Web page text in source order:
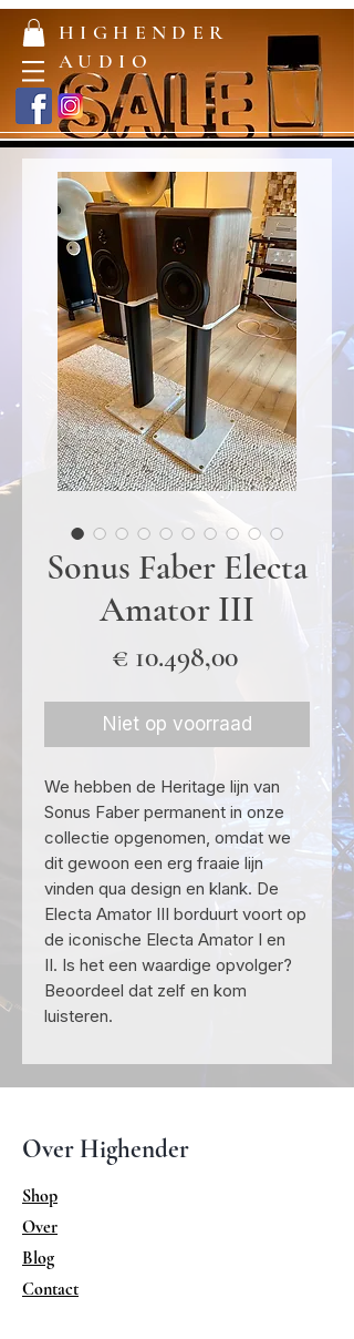
HIGHENDER
AUDIO
Sonus Faber Electa
Amator III
€ 10.498,00Prijs
Niet op voorraad
We hebben de Heritage lijn van
Sonus Faber permanent in onze
collectie opgenomen, omdat we
dit gewoon een erg fraaie lijn
vinden qua design en klank. De
Electa Amator III borduurt voort op
de iconische Electa Amator I en
II. Is het een waardige opvolger?
Beoordeel dat zelf en kom
luisteren.
Over Highender
Shop
Over
Blog
Contact